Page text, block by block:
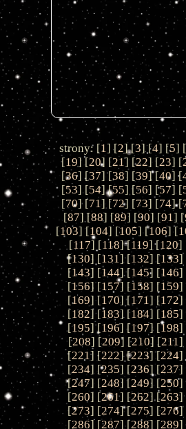
strony: [1] [2] [3] [4] [5] [
[19] [20] [21] [22] [23] [
[36] [37] [38] [39] [40] [
[53] [54] [55] [56] [57] [
[70] [71] [72] [73] [74] [
[87] [88] [89] [90] [91] [
[103] [104] [105] [106] [
[117] [118] [119] [120]
[130] [131] [132] [133]
[143] [144] [145] [146]
[156] [157] [158] [159]
[169] [170] [171] [172]
[182] [183] [184] [185]
[195] [196] [197] [198]
[208] [209] [210] [211]
[221] [222] [223] [224]
[234] [235] [236] [237]
[247] [248] [249] [250]
[260] [261] [262] [263]
[273] [274] [275] [276]
[286] [287] [288] [289]